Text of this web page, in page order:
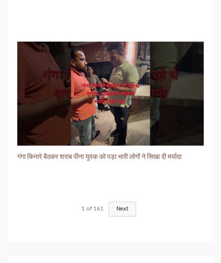
गंगा किनारे बैठकर शराब पीना युवक को पड़ा भारी लोगों ने सिखा दी मर्यादा
1 of 161 Next